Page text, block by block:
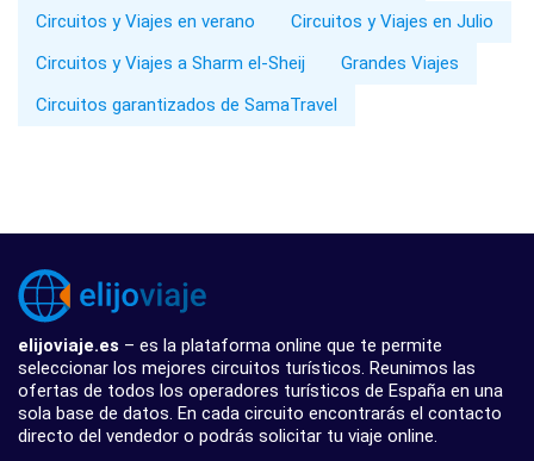
Circuitos y Viajes en verano
Circuitos y Viajes en Julio
Circuitos y Viajes a Sharm el-Sheij
Grandes Viajes
Circuitos garantizados de SamaTravel
elijoviaje.es – es la plataforma online que te permite
seleccionar los mejores circuitos turísticos. Reunimos las
ofertas de todos los operadores turísticos de España en una
sola base de datos. En cada circuito encontrarás el contacto
directo del vendedor o podrás solicitar tu viaje online.